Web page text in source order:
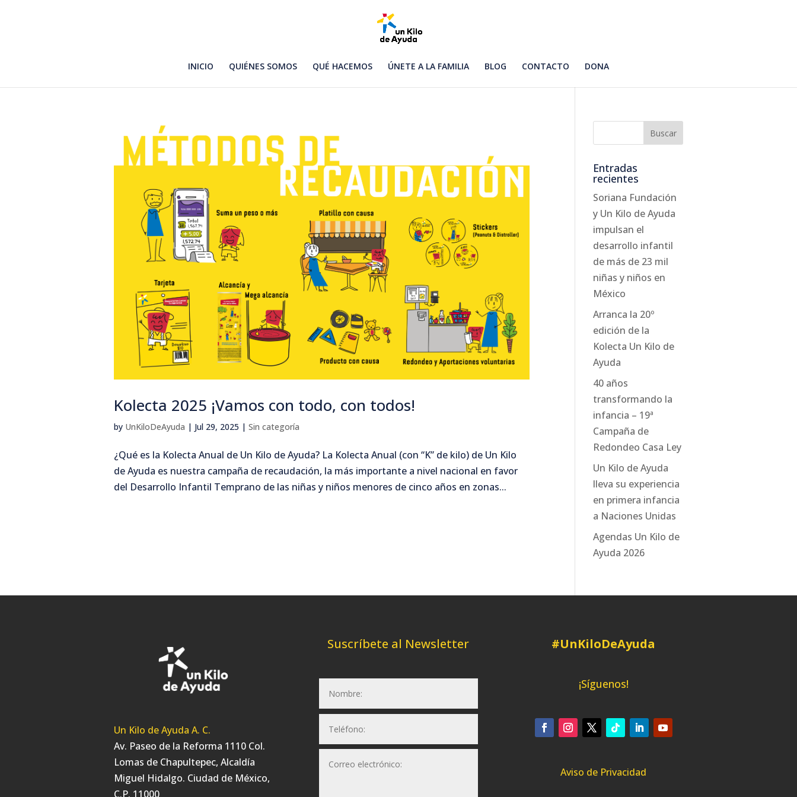
INICIO QUIÉNES SOMOS QUÉ HACEMOS ÚNETE A LA FAMILIA BLOG CONTACTO DONA
Kolecta 2025 ¡Vamos con todo, con todos!
by UnKiloDeAyuda | Jul 29, 2025 | Sin categoría
¿Qué es la Kolecta Anual de Un Kilo de Ayuda? La Kolecta Anual (con “K” de kilo) de Un Kilo
de Ayuda es nuestra campaña de recaudación, la más importante a nivel nacional en favor
del Desarrollo Infantil Temprano de las niñas y niños menores de cinco años en zonas...
Entradas
recientes
Soriana Fundación
y Un Kilo de Ayuda
impulsan el
desarrollo infantil
de más de 23 mil
niñas y niños en
México
Arranca la 20º
edición de la
Kolecta Un Kilo de
Ayuda
40 años
transformando la
infancia – 19ª
Campaña de
Redondeo Casa Ley
Un Kilo de Ayuda
lleva su experiencia
en primera infancia
a Naciones Unidas
Agendas Un Kilo de
Ayuda 2026
Un Kilo de Ayuda A. C.
Av. Paseo de la Reforma 1110 Col.
Lomas de Chapultepec, Alcaldía
Miguel Hidalgo. Ciudad de México,
C.P. 11000
Suscríbete al Newsletter #UnKiloDeAyuda
¡Síguenos!
Aviso de Privacidad